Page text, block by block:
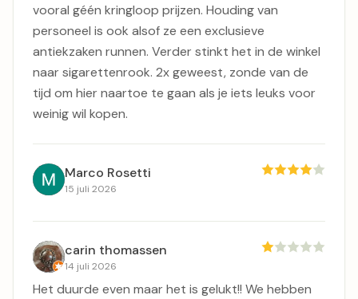
vooral géén kringloop prijzen. Houding van
personeel is ook alsof ze een exclusieve
antiekzaken runnen. Verder stinkt het in de winkel
naar sigarettenrook. 2x geweest, zonde van de
tijd om hier naartoe te gaan als je iets leuks voor
weinig wil kopen.
Marco Rosetti
15 juli 2026
carin thomassen
14 juli 2026
Het duurde even maar het is gelukt!! We hebben